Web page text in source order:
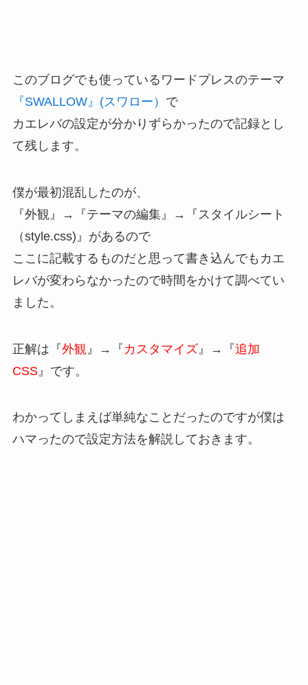
このブログでも使っているワードプレスのテーマ
『SWALLOW』(スワロー） で
カエレバの設定が分かりずらかったので記録とし
て残します。
僕が最初混乱したのが、
『外観』→『テーマの編集』→『スタイルシート
（style.css)』があるので
ここに記載するものだと思って書き込んでもカエ
レバが変わらなかったので時間をかけて調べてい
ました。
正解は『外観』→『 カスタマイズ』→『追加
CSS』です。
わかってしまえば単純なことだったのですが僕は
ハマったので設定方法を解説しておきます。